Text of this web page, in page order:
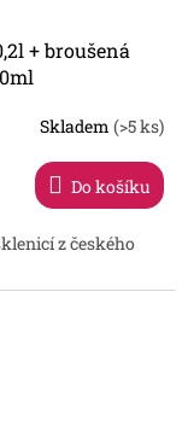
+ broušená
Skladem(>5 ks)
Do košíku
z českého